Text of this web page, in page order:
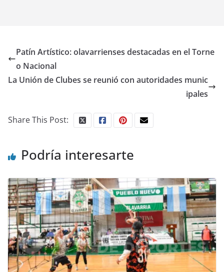
Patín Artístico: olavarrienses destacadas en el Torne
o Nacional
La Unión de Clubes se reunió con autoridades munic
ipales
Share This Post:
Podría interesarte